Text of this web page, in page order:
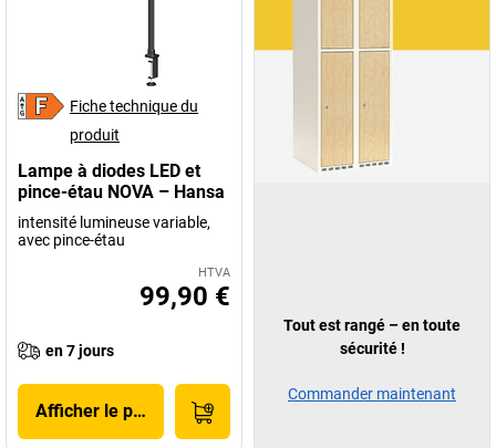
Fiche technique du
produit
Lampe à diodes LED et
pince-étau NOVA – Hansa
intensité lumineuse variable,
avec pince-étau
HTVA
99,90 €
en 7 jours
Afficher le produit
Tout est rangé – en toute
sécurité !
Commander maintenant